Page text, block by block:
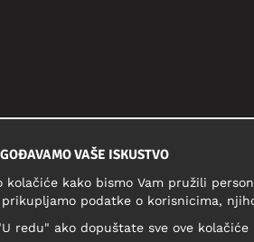
VAŠE ISKUSTVO
kolačiće kako bismo Vam pružili
podatke o korisnicima,
redu" ako dopuštate sve ove